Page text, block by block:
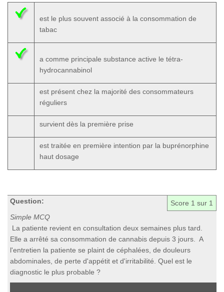
est le plus souvent associé à la consommation de
tabac
a comme principale substance active le tétra-
hydrocannabinol
est présent chez la majorité des consommateurs
réguliers
survient dès la première prise
est traitée en première intention par la buprénorphine
haut dosage
Score 1 sur 1
Question:
Simple MCQ
La patiente revient en consultation deux semaines plus tard.
Elle a arrêté sa consommation de cannabis depuis 3 jours. A
l'entretien la patiente se plaint de céphalées, de douleurs
abdominales, de perte d'appétit et d'irritabilité. Quel est le
diagnostic le plus probable ?